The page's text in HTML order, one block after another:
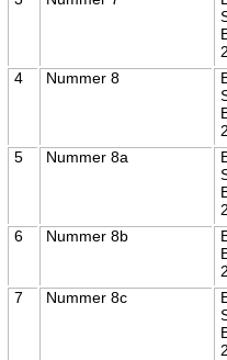
2
4 Nummer 8
2
5 Nummer 8a
2
6 Nummer 8b
2
7 Nummer 8c
2